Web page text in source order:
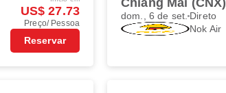
US$ 27.73
Preço/ Pessoa
Reservar
Chiang Mai (CNX)
dom., 6 de set. Direto
Nok Air